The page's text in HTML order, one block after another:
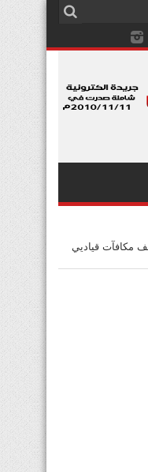
مكافآت قياديي